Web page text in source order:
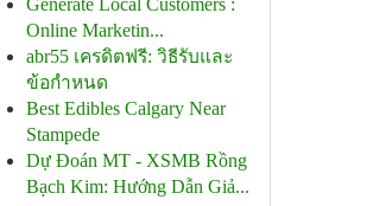
Generate Local Customers :
Online Marketin...
abr55 เครดิตฟรี: วิธีรับและ
ข้อกำหนด
Best Edibles Calgary Near
Stampede
Dự Đoán MT - XSMB Rồng
Bạch Kim: Hướng Dẫn Giả...